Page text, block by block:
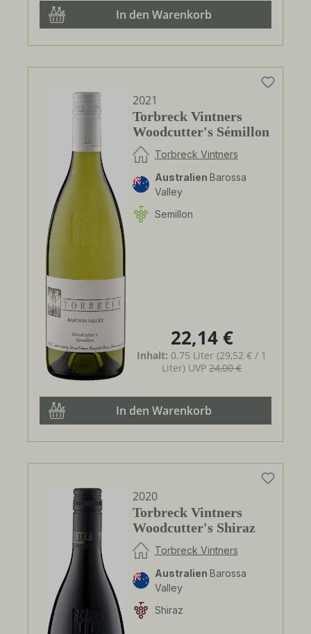
In den Warenkorb
2021
Torbreck Vintners
Woodcutter's Sémillon
Torbreck Vintners
Australien Barossa
Valley
Semillon
Regulärer Preis:
22,14 €
Inhalt: 0.75 Liter(29,52 € / 1
Liter) UVP24,00 €
In den Warenkorb
2020
Torbreck Vintners
Woodcutter's Shiraz
Torbreck Vintners
Australien Barossa
Valley
Shiraz